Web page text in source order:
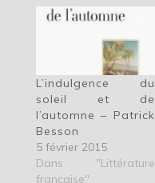
L’indulgence du
soleil et de
l’automne – Patrick
Besson
5 février 2015
Dans "Littérature
française"